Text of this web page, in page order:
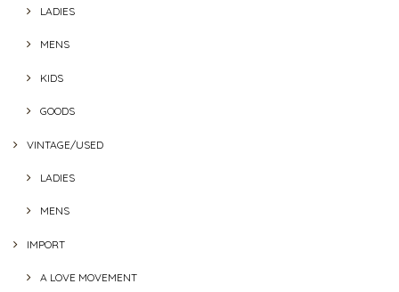
LADIES
MENS
KIDS
GOODS
VINTAGE/USED
LADIES
MENS
IMPORT
A LOVE MOVEMENT